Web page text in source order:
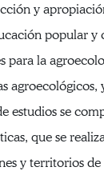
y
popular y
para la
agroecológicos,
estudios se
que se
y territorios de